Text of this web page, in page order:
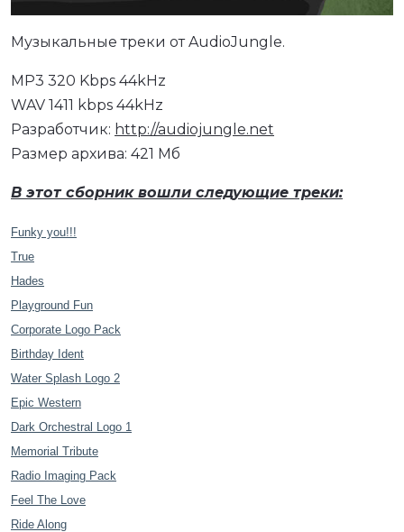
Музыкальные треки от AudioJungle.
MP3 320 Kbps 44kHz
WAV 1411 kbps 44kHz
Разработчик: http://audiojungle.net
Размер архива: 421 Мб
В этот сборник вошли следующие треки:
Funky you!!!
True
Hades
Playground Fun
Corporate Logo Pack
Birthday Ident
Water Splash Logo 2
Epic Western
Dark Orchestral Logo 1
Memorial Tribute
Radio Imaging Pack
Feel The Love
Ride Along